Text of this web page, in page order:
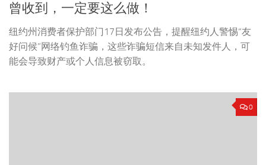
曾收到，一定要这么做！
纽约州消费者保护部门17日发布公告，提醒纽约人警惕“友
好问候”网络钓鱼诈骗，这些诈骗短信来自未知发件人，可
能会导致财产或个人信息被窃取。
0